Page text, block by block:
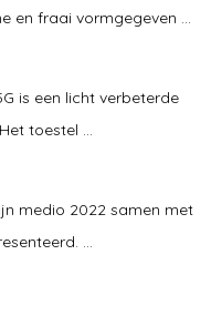
en fraai vormgegeven ...
is een licht verbeterde
toestel ...
medio 2022 samen met
...